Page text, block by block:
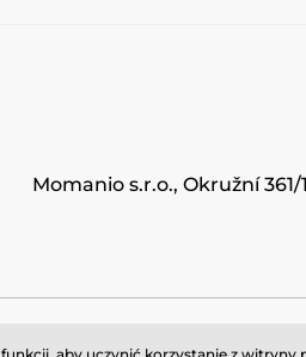
Momanio s.r.o., Okružní